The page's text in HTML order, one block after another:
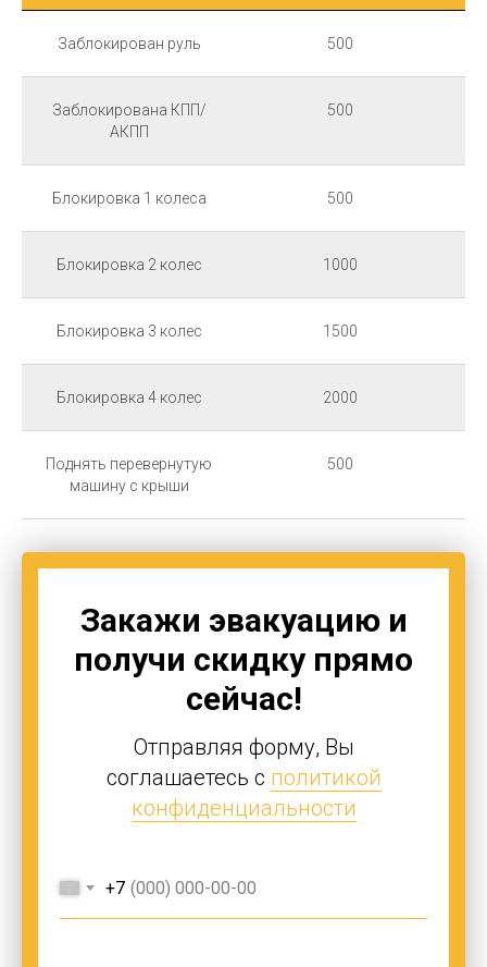
Заблокирован руль 500
Заблокирована КПП/
АКПП
500
Блокировка 1 колеса 500
Блокировка 2 колес 1000
Блокировка 3 колес 1500
Блокировка 4 колес 2000
Поднять перевернутую
машину с крыши
500
Закажи эвакуацию и
получи скидку прямо
сейчас!
Отправляя форму, Вы
соглашаетесь с политикой
конфиденциальности
+7